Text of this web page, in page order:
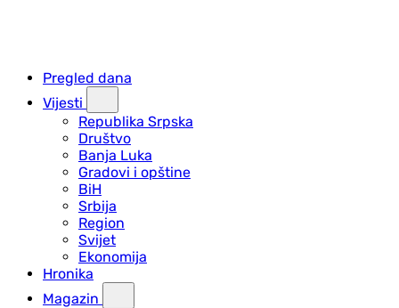
Pregled dana
Vijesti
Republika Srpska
Društvo
Banja Luka
Gradovi i opštine
BiH
Srbija
Region
Svijet
Ekonomija
Hronika
Magazin